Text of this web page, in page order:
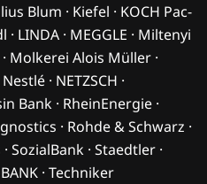
Blum · Kiefel · KOCH Pac-
LINDA · MEGGLE · Miltenyi
Molkerei Alois Müller ·
· NETZSCH ·
Bank · RheinEnergie ·
· Rohde & Schwarz ·
SozialBank · Staedtler ·
· Techniker